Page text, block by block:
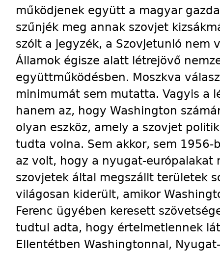
működjenek együtt a magyar
szűnjék meg annak szovjet
szólt a jegyzék, a Szovjetunió nem
Államok égisze alatt létrejövő
együttműködésben. Moszkva
minimumát sem mutatta. Vagyis a
hanem az, hogy Washington
olyan eszköz, amely a szovjet
tudta volna. Sem akkor, sem 1956-
az volt, hogy a nyugat-európaiakat
szovjetek által megszállt területek
világosan kiderült, amikor
Ferenc ügyében keresett
tudtul adta, hogy értelmetlennek
El­len­tétben Washing­tonnal,